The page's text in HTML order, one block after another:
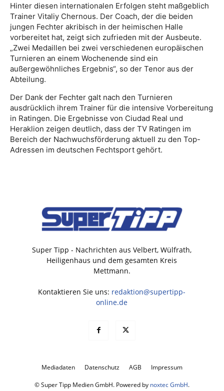
​Hinter diesen internationalen Erfolgen steht maßgeblich
Trainer Vitaliy Chernous. Der Coach, der die beiden
jungen Fechter akribisch in der heimischen Halle
vorbereitet hat, zeigt sich zufrieden mit der Ausbeute.
„Zwei Medaillen bei zwei verschiedenen europäischen
Turnieren an einem Wochenende sind ein
außergewöhnliches Ergebnis“, so der Tenor aus der
Abteilung.
​Der Dank der Fechter galt nach den Turnieren
ausdrücklich ihrem Trainer für die intensive Vorbereitung
in Ratingen. Die Ergebnisse von Ciudad Real und
Heraklion zeigen deutlich, dass der TV Ratingen im
Bereich der Nachwuchsförderung aktuell zu den Top-
Adressen im deutschen Fechtsport gehört.
Super Tipp - Nachrichten aus Velbert, Wülfrath,
Heiligenhaus und dem gesamten Kreis
Mettmann.
Kontaktieren Sie uns: redaktion@supertipp-
online.de
Mediadaten Datenschutz AGB Impressum
© Super Tipp Medien GmbH. Powered by noxtec GmbH.